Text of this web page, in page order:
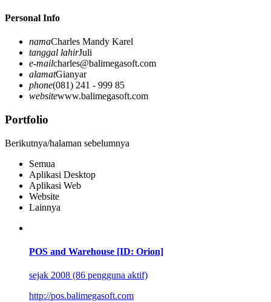
Personal Info
namaCharles Mandy Karel
tanggal lahirJuli
e-mailcharles@balimegasoft.com
alamatGianyar
phone(081) 241 - 999 85
websitewww.balimegasoft.com
Portfolio
Berikutnya/halaman sebelumnya
Semua
Aplikasi Desktop
Aplikasi Web
Website
Lainnya
POS and Warehouse [ID: Orion]
sejak 2008 (86 pengguna aktif)
http://pos.balimegasoft.com